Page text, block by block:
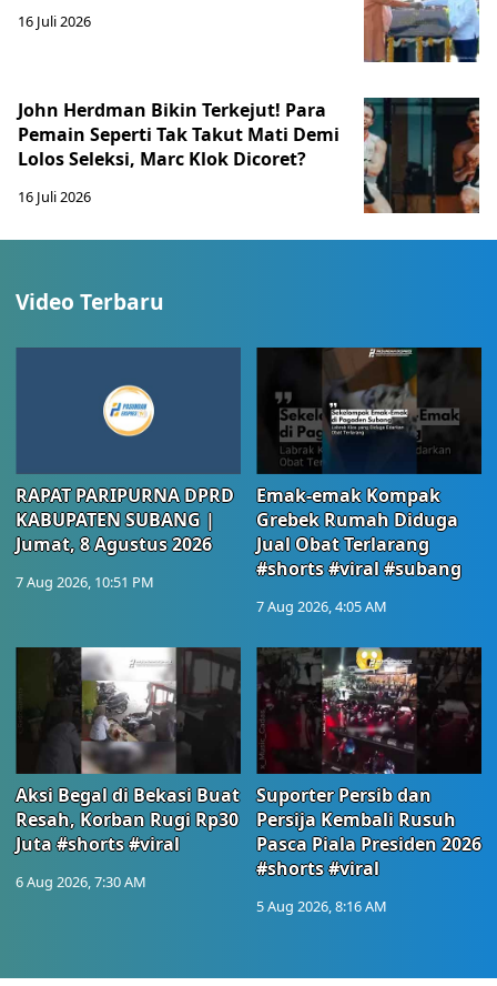
16 Juli 2026
John Herdman Bikin Terkejut! Para
Pemain Seperti Tak Takut Mati Demi
Lolos Seleksi, Marc Klok Dicoret?
16 Juli 2026
Video Terbaru
RAPAT PARIPURNA DPRD
KABUPATEN SUBANG |
Jumat, 8 Agustus 2026
7 Aug 2026, 10:51 PM
Emak-emak Kompak
Grebek Rumah Diduga
Jual Obat Terlarang
#shorts #viral #subang
7 Aug 2026, 4:05 AM
Aksi Begal di Bekasi Buat
Resah, Korban Rugi Rp30
Juta #shorts #viral
6 Aug 2026, 7:30 AM
Suporter Persib dan
Persija Kembali Rusuh
Pasca Piala Presiden 2026
#shorts #viral
5 Aug 2026, 8:16 AM